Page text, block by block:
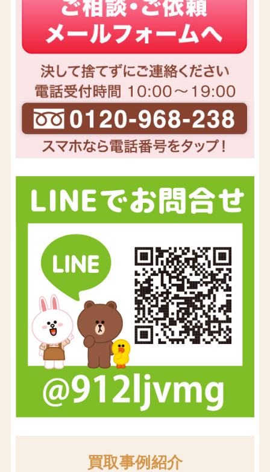
買取事例紹介